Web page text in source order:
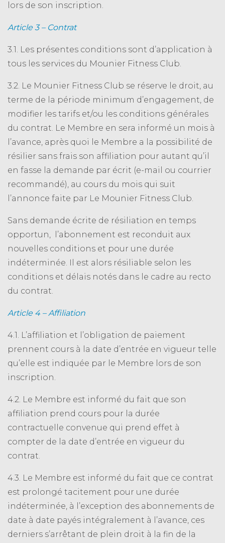
lors de son inscription.
Article 3 – Contrat
3.1. Les présentes conditions sont d’application à
tous les services du Mounier Fitness Club.
3.2. Le Mounier Fitness Club se réserve le droit, au
terme de la période minimum d’engagement, de
modifier les tarifs et/ou les conditions générales
du contrat. Le Membre en sera informé un mois à
l’avance, après quoi le Membre a la possibilité de
résilier sans frais son affiliation pour autant qu’il
en fasse la demande par écrit (e-mail ou courrier
recommandé), au cours du mois qui suit
l’annonce faite par Le Mounier Fitness Club.
Sans demande écrite de résiliation en temps
opportun, l’abonnement est reconduit aux
nouvelles conditions et pour une durée
indéterminée. Il est alors résiliable selon les
conditions et délais notés dans le cadre au recto
du contrat.
Article 4 – Affiliation
4.1. L’affiliation et l’obligation de paiement
prennent cours à la date d’entrée en vigueur telle
qu’elle est indiquée par le Membre lors de son
inscription.
4.2. Le Membre est informé du fait que son
affiliation prend cours pour la durée
contractuelle convenue qui prend effet à
compter de la date d’entrée en vigueur du
contrat.
4.3. Le Membre est informé du fait que ce contrat
est prolongé tacitement pour une durée
indéterminée, à l’exception des abonnements de
date à date payés intégralement à l’avance, ces
derniers s’arrêtant de plein droit à la fin de la